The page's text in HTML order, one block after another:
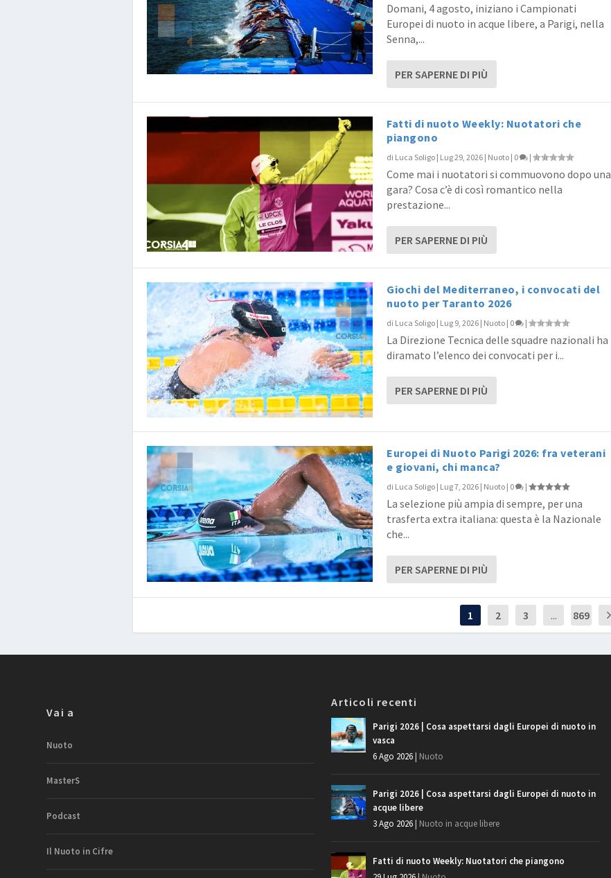
Domani, 4 agosto, iniziano i Campionati
Europei di nuoto in acque libere, a Parigi, nella
Senna,...
PER SAPERNE DI PIÙ
Fatti di nuoto Weekly: Nuotatori che
piangono
di Luca Soligo | Lug 29, 2026 | Nuoto | 0 |
Come mai i nuotatori si commuovono dopo una
gara? Cosa c’è di così romantico nella
prestazione...
PER SAPERNE DI PIÙ
Giochi del Mediterraneo, i convocati del
nuoto per Taranto 2026
di Luca Soligo | Lug 9, 2026 | Nuoto | 0 |
La Direzione Tecnica delle squadre nazionali ha
diramato l’elenco dei convocati per i...
PER SAPERNE DI PIÙ
Europei di Nuoto Parigi 2026: fra veterani
e giovani, chi manca?
di Luca Soligo | Lug 7, 2026 | Nuoto | 0 |
La selezione più ampia di sempre, per una
trasferta extra italiana: questa è la Nazionale
che...
PER SAPERNE DI PIÙ
1 2 3 ... 869
Vai a
Nuoto
MasterS
Podcast
Il Nuoto in Cifre
Articoli recenti
Parigi 2026 | Cosa aspettarsi dagli Europei di nuoto in
vasca
6 Ago 2026| Nuoto
Parigi 2026 | Cosa aspettarsi dagli Europei di nuoto in
acque libere
3 Ago 2026| Nuoto in acque libere
Fatti di nuoto Weekly: Nuotatori che piangono